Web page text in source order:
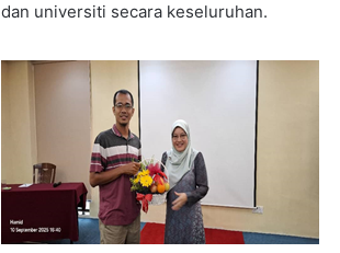
dan universiti secara keseluruhan.